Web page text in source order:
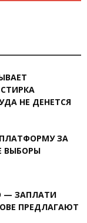
НЕ ДЕНЕТСЯ
ЗА
ВЫБОРЫ
— ЗАПЛАТИ
ПРЕДЛАГАЮТ